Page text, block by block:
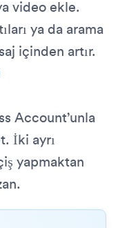
video ekle.
ya da arama
içinden artır.
Account’unla
İki ayrı
yapmaktan